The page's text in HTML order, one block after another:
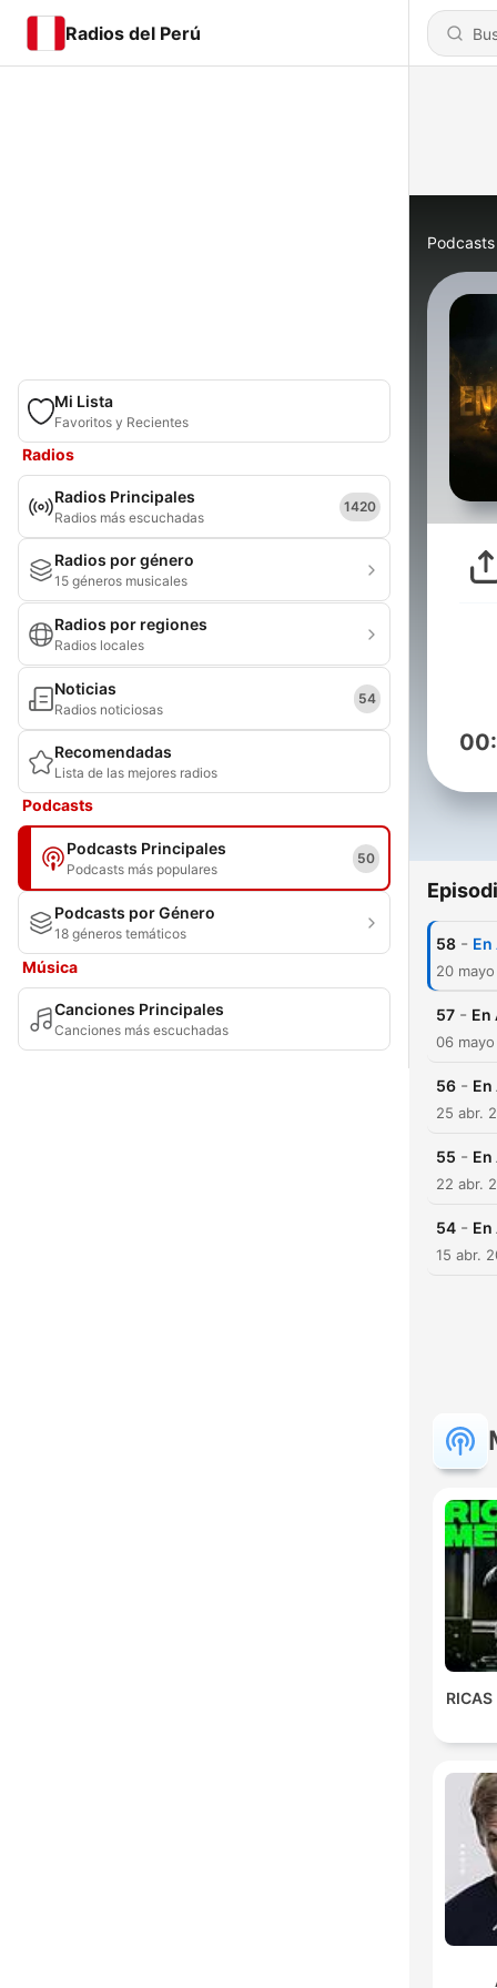
Radios del Perú
Mi Lista
Favoritos y Recientes
Radios
Radios Principales
Radios más escuchadas
1420
Radios por género
15 géneros musicales
Radios por regiones
Radios locales
Noticias
Radios noticiosas
54
Recomendadas
Lista de las mejores radios
Podcasts
Podcasts Principales
Podcasts más populares
50
Podcasts por Género
18 géneros temáticos
Música
Canciones Principales
Canciones más escuchadas
Podcasts
58 -
20
57 - En
06
56 -
25 abr.
55 -
22 abr.
54 -
15 abr.